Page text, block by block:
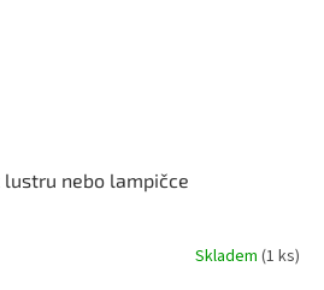
lustru nebo lampičce
Skladem (1 ks)